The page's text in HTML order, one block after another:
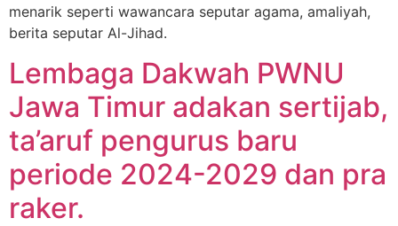
menarik seperti wawancara seputar agama, amaliyah,
berita seputar Al-Jihad.
Lembaga Dakwah PWNU
Jawa Timur adakan sertijab,
ta’aruf pengurus baru
periode 2024-2029 dan pra
raker.